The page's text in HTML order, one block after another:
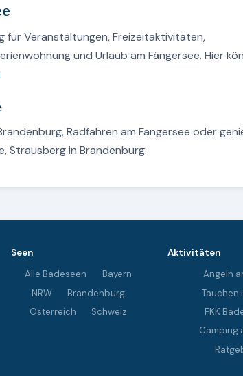
für Veranstaltungen, Freizeitaktivitäten,
und Urlaub am Fängersee. Hier
.
Radfahren am Fängersee oder
Strausberg in Brandenburg.
Seen
Alle Badeseen
Bayern
NRW
Brandenburg
Österreich
Schweiz
Aktivitäten
Angeln
Tauchen
FKK
Camping